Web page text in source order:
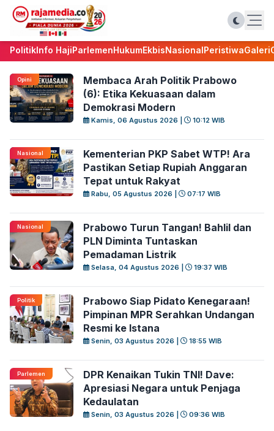
PolitikInfo HajiParlemenHukumEkbisNasionalPeristiwaGaleri
Opini
Membaca Arah Politik Prabowo
(6): Etika Kekuasaan dalam
Demokrasi Modern
Kamis, 06 Agustus 2026 | 10:12 WIB
Nasional
Kementerian PKP Sabet WTP! Ara
Pastikan Setiap Rupiah Anggaran
Tepat untuk Rakyat
Rabu, 05 Agustus 2026 | 07:17 WIB
Nasional
Prabowo Turun Tangan! Bahlil dan
PLN Diminta Tuntaskan
Pemadaman Listrik
Selasa, 04 Agustus 2026 | 19:37 WIB
Politik
Prabowo Siap Pidato Kenegaraan!
Pimpinan MPR Serahkan Undangan
Resmi ke Istana
Senin, 03 Agustus 2026 | 18:55 WIB
Parlemen
DPR Kenaikan Tukin TNI! Dave:
Apresiasi Negara untuk Penjaga
Kedaulatan
Senin, 03 Agustus 2026 | 09:36 WIB